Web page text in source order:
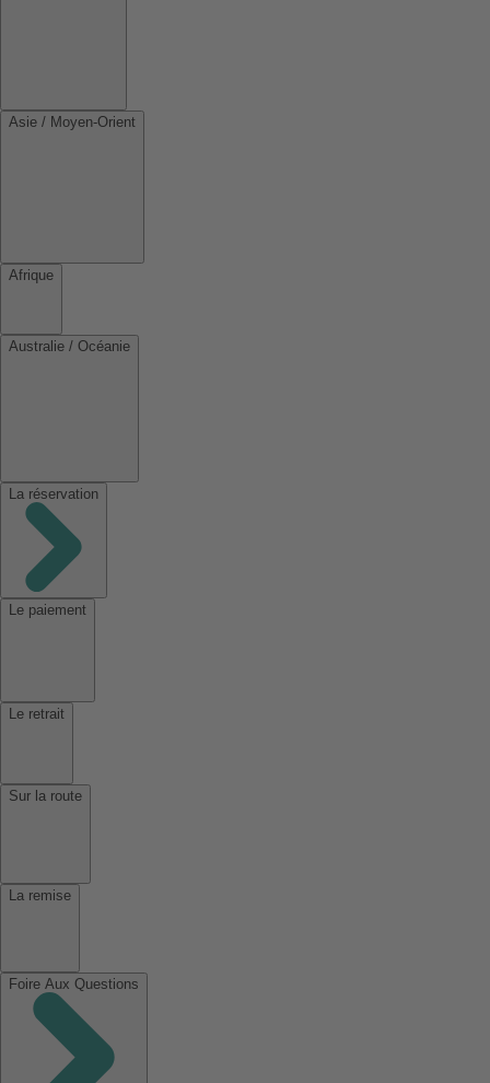
Asie / Moyen-Orient
Afrique
Australie / Océanie
La réservation
Le paiement
Le retrait
Sur la route
La remise
Foire Aux Questions